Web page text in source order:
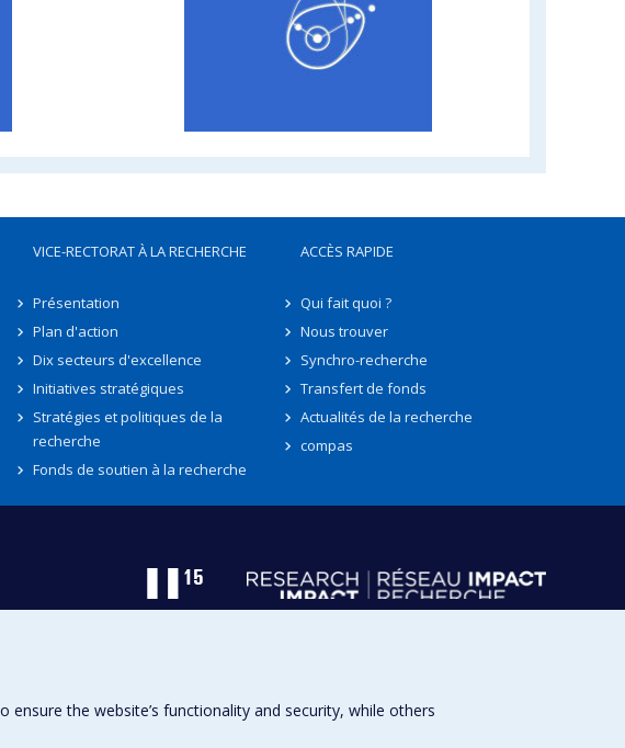
VICE-RECTORAT À LA RECHERCHE
Présentation
Plan d'action
Dix secteurs d'excellence
Initiatives stratégiques
Stratégies et politiques de la
recherche
Fonds de soutien à la recherche
ACCÈS RAPIDE
Qui fait quoi ?
Nous trouver
Synchro-recherche
Transfert de fonds
Actualités de la recherche
compas
the website’s functionality and security, while others